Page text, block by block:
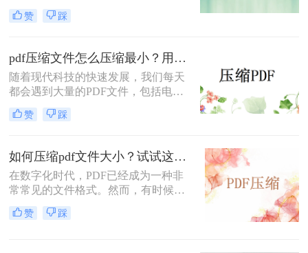
等原因，我们经常会想到要给PDF文
件做压缩，但是又苦于找不到好用的
呢？今天小编就分享给大家一些简单
好用的实用方法。
赞 踩
pdf压缩文件怎么压缩最小？用这几招PDF文件轻松压缩！
随着现代科技的快速发展，我们每天
都会遇到大量的PDF文件，包括电子
书、营销手册、报告等等。然而，这
些文件通常占用大量的存储空间，给
负担。为了解决这个问题，我们需要
学会如何将PDF文件进行压缩，以便
节省存储空间，并方便文件的传输和
分享。
赞 踩
如何压缩pdf文件大小？试试这几个压缩方法！
在数字化时代，PDF已经成为一种非
常常见的文件格式。然而，有时候我
们会发现PDF文件的大小过大，这给
我们上传、下载和分享文件带来了很
赞 踩